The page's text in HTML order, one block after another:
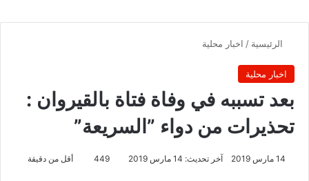
الرئيسية / اخبار محلية
اخبار محلية
بعد تسببه في وفاة فتاة بالقيروان :
تحذيرات من دواء ”السريعة”
14 مارس 2019 آخر تحديث: 14 مارس 2019 449 أقل من دقيقة